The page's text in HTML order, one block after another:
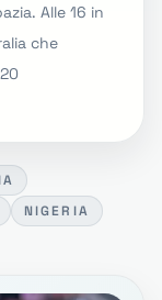
Alle 16 in
che
NIGERIA